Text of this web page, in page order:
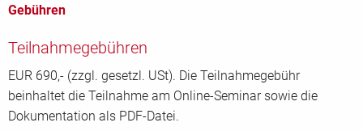
Gebühren
Teilnahmegebühren
EUR 690,- (zzgl. gesetzl. USt). Die Teilnahmegebühr
beinhaltet die Teilnahme am Online-Seminar sowie die
Dokumentation als PDF-Datei.